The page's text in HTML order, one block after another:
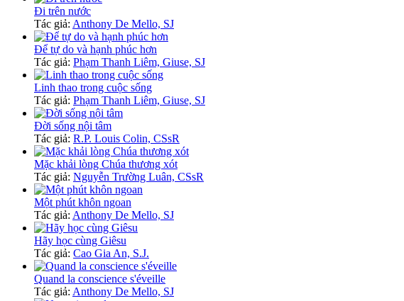
Đi trên nước
Tác giả: Anthony De Mello, SJ
Để tự do và hạnh phúc hơn
Tác giả: Phạm Thanh Liêm, Giuse, SJ
Linh thao trong cuộc sống
Tác giả: Phạm Thanh Liêm, Giuse, SJ
Đời sống nội tâm
Tác giả: R.P. Louis Colin, CSsR
Mặc khải lòng Chúa thương xót
Tác giả: Nguyễn Trường Luân, CSsR
Một phút khôn ngoan
Tác giả: Anthony De Mello, SJ
Hãy học cùng Giêsu
Tác giả: Cao Gia An, S.J.
Quand la conscience s'éveille
Tác giả: Anthony De Mello, SJ